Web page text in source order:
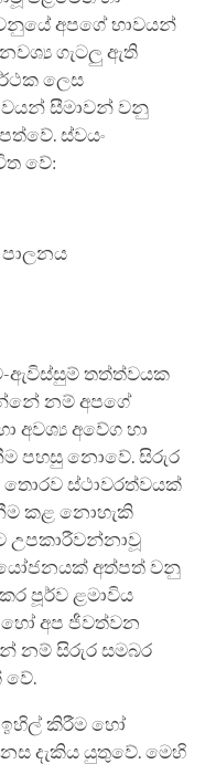
අපගේ භාවයන්
ගැටලු ඇති
ලෙස
සීමාවන් වනු
ස්වයං
වේ:
ඇවිස්සුම් තත්ත්වයක
නම් අපගේ
අවශ්‍ය අවේග හා
පහසු නොවේ. සිරුර
ස්ථාවරත්වයක්
කළ නොහැකි
උපකාරීවන්නාවූ
අත්පත් වනු
පූර්ව ළමාවිය
හෝ අප ජීවත්වන
නම් සිරුර සමබර
වේ.
ඉහිල් කිරීම හෝ
දැකිය යුතුවේ. මෙහි